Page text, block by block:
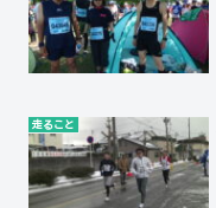
走ること